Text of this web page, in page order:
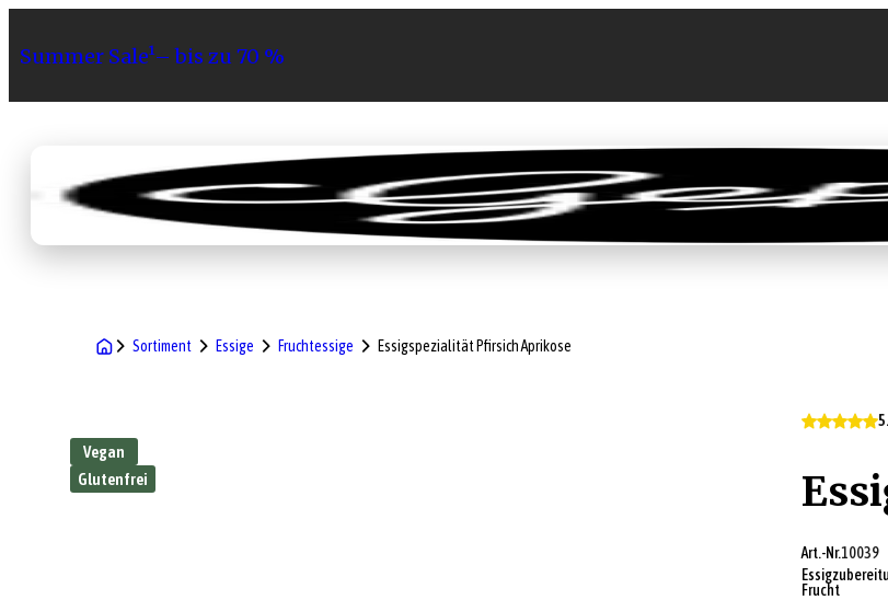
Summer Sale¹– bis zu 70 %
Sortiment Geschenke GrillenFeinkost-Abo Firmenkunden Sale
Sortiment Essige Fruchtessige Essigspezialität Pfirsich Aprikose
Vegan
Glutenfrei
Art.-Nr.10039
Frucht